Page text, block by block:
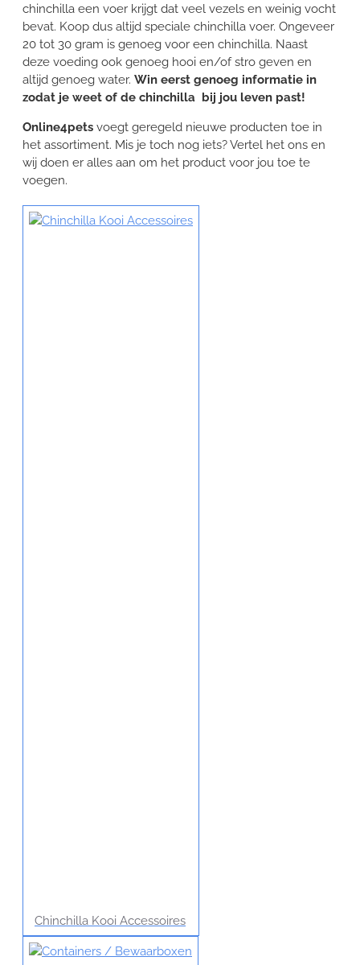
chinchilla een voer krijgt dat veel vezels en weinig vocht
bevat. Koop dus altijd speciale chinchilla voer. Ongeveer
20 tot 30 gram is genoeg voor een chinchilla. Naast
deze voeding ook genoeg hooi en/of stro geven en
altijd genoeg water. Win eerst genoeg informatie in
zodat je weet of de chinchilla bij jou leven past!
Online4pets voegt geregeld nieuwe producten toe in
het assortiment. Mis je toch nog iets? Vertel het ons en
wij doen er alles aan om het product voor jou toe te
voegen.
Chinchilla Kooi Accessoires